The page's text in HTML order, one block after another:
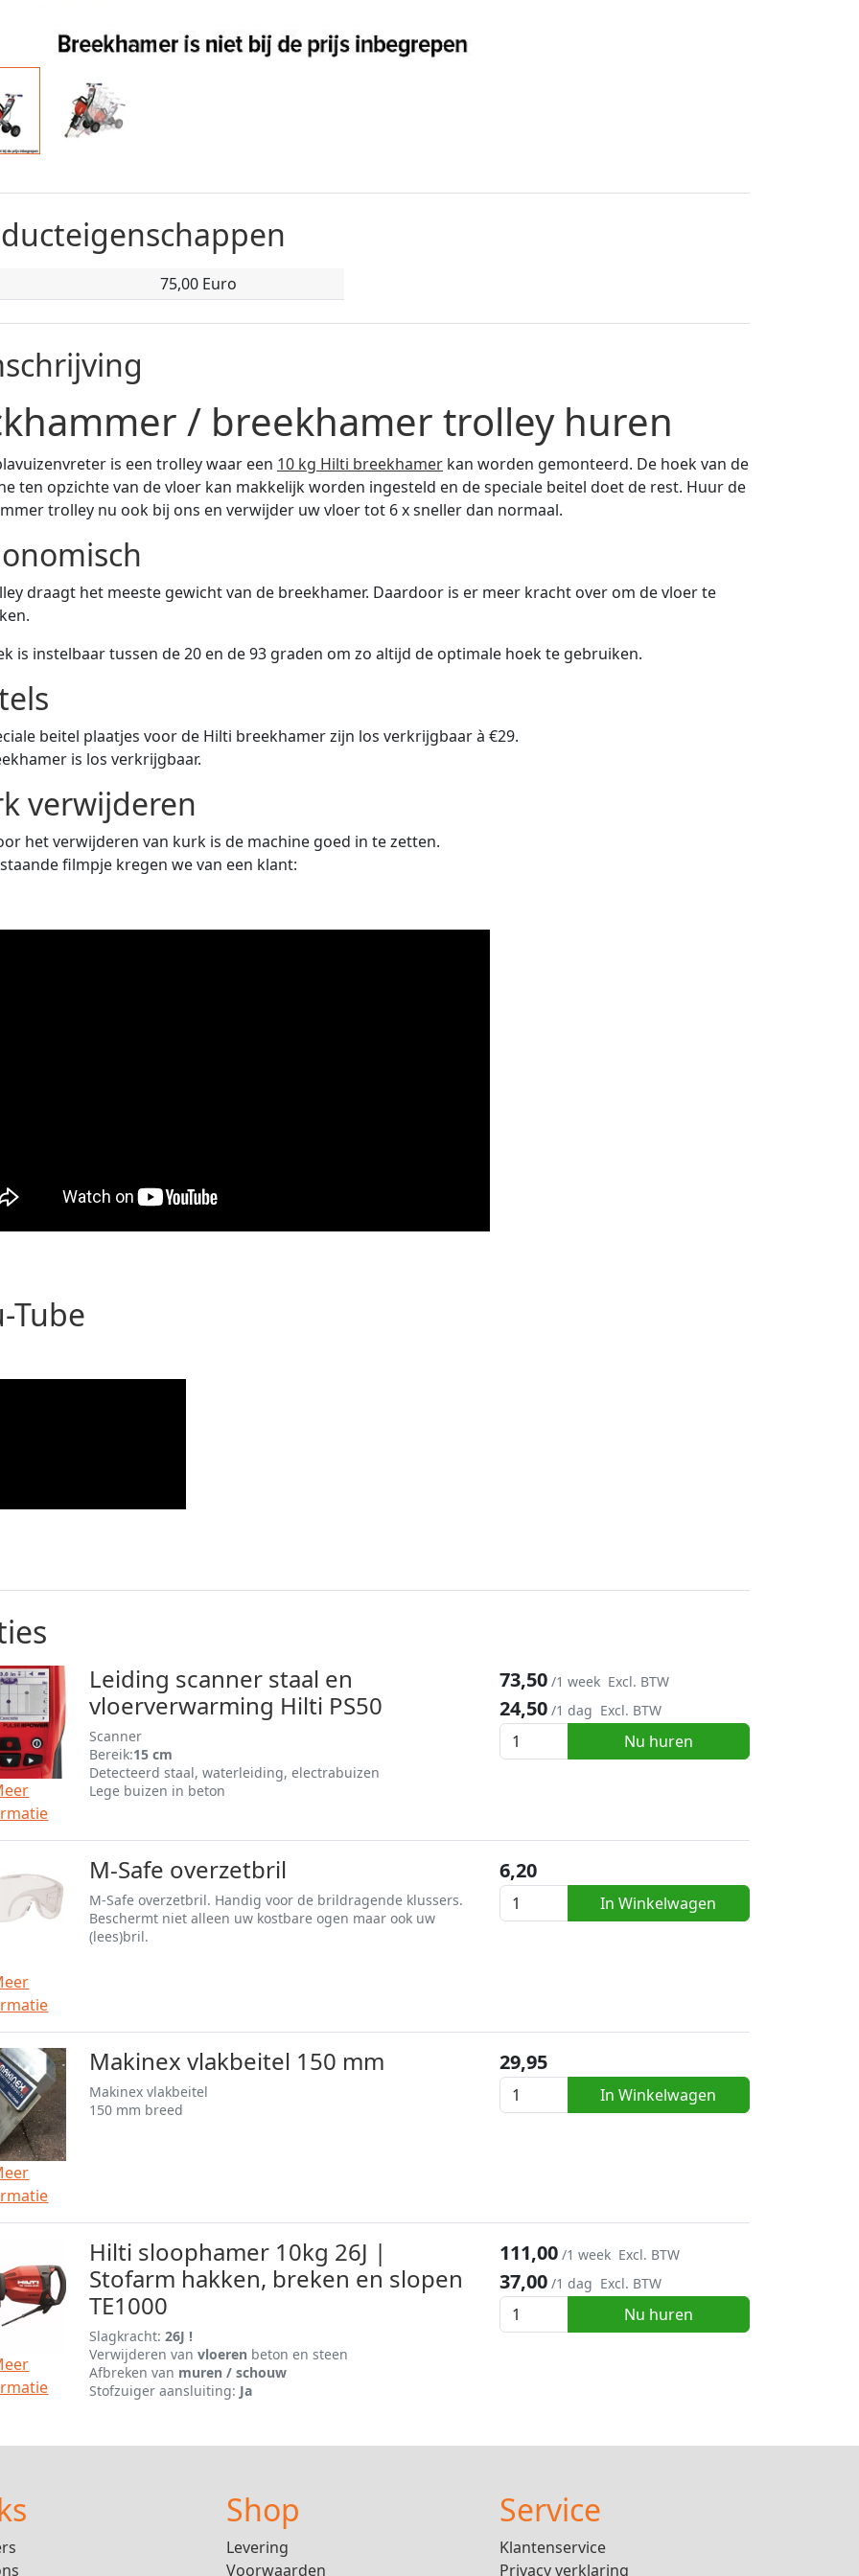
75,00 Euro
/ breekhamer trolley huren
is een trolley waar een 10 kg Hilti breekhamer kan worden gemonteerd. De hoek van de
ten opzichte van de vloer kan makkelijk worden ingesteld en de speciale beitel doet de rest. Huur de
trolley nu ook bij ons en verwijder uw vloer tot 6 x sneller dan normaal.
draagt het meeste gewicht van de breekhamer. Daardoor is er meer kracht over om de vloer te
is instelbaar tussen de 20 en de 93 graden om zo altijd de optimale hoek te gebruiken.
beitel plaatjes voor de Hilti breekhamer zijn los verkrijgbaar à €29.
is los verkrijgbaar.
verwijderen
het verwijderen van kurk is de machine goed in te zetten.
filmpje kregen we van een klant:
Tube
24,50 /1 dag Excl. BTW
73,50 /1 week Excl. BTW
Nu huren
Leiding scanner staal en
vloerverwarming Hilti PS50
Scanner
Bereik:15 cm
Detecteerd staal, waterleiding, electrabuizen
Lege buizen in beton
6,20
In Winkelwagen
M-Safe overzetbril
M-Safe overzetbril. Handig voor de brildragende klussers.
Beschermt niet alleen uw kostbare ogen maar ook uw
(lees)bril.
29,95
In Winkelwagen
Makinex vlakbeitel 150 mm
Makinex vlakbeitel
150 mm breed
37,00 /1 dag Excl. BTW
111,00 /1 week Excl. BTW
Nu huren
Hilti sloophamer 10kg 26J |
Stofarm hakken, breken en slopen
TE1000
Slagkracht:26J !
Verwijderen vanvloeren beton en steen
Afbreken van muren / schouw
Stofzuiger aansluiting: Ja
Shop
Levering
Voorwaarden
Service
Klantenservice
Privacy verklaring